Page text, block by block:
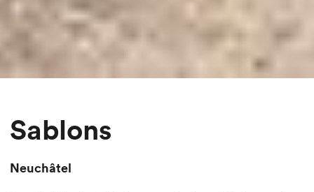
Sablons
Neuchâtel